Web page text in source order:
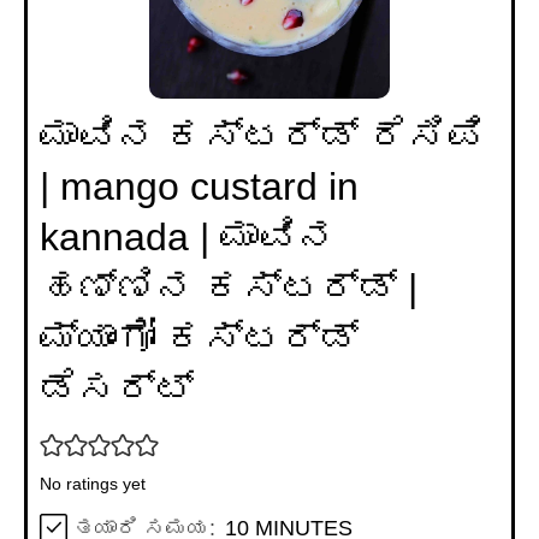
ಮಾವಿನ ಕಸ್ಟರ್ಡ್ ರೆಸಿಪಿ
| mango custard in
kannada | ಮಾವಿನ
ಹಣ್ಣಿನ ಕಸ್ಟರ್ಡ್ |
ಮ್ಯಾಂಗೋ ಕಸ್ಟರ್ಡ್
ಡೆಸರ್ಟ್
No ratings yet
ತಯಾರಿ ಸಮಯ: 10MINUTES
MINUTES